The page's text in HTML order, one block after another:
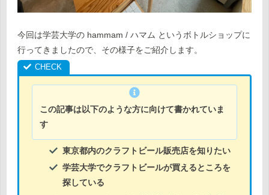
今回は学芸大学の hammam / ハマム というボトルショップに
行ってきましたので、その様子をご紹介します。
この記事は以下のような方に向けて書かれていま
す
東京都内のクラフトビール販売店を知りたい
学芸大学でクラフトビールが買えるところを
探している